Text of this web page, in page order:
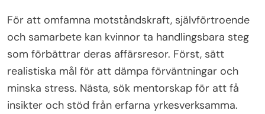
För att omfamna motståndskraft, självförtroende
och samarbete kan kvinnor ta handlingsbara steg
som förbättrar deras affärsresor. Först, sätt
realistiska mål för att dämpa förväntningar och
minska stress. Nästa, sök mentorskap för att få
insikter och stöd från erfarna yrkesverksamma.